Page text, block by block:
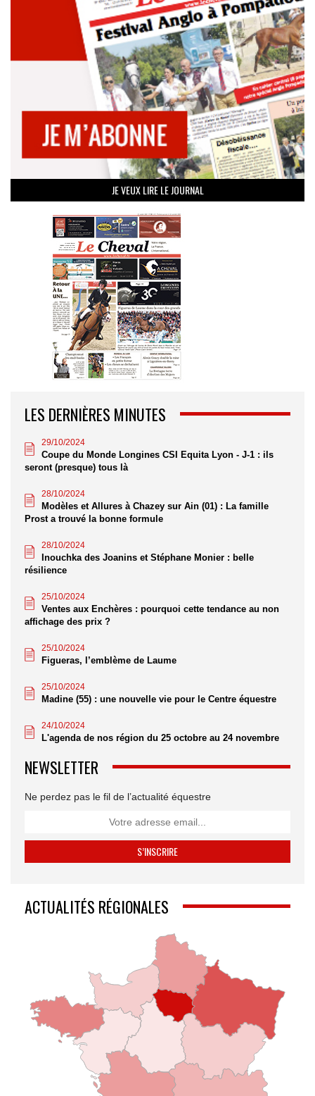
JE VEUX LIRE LE JOURNAL
LES DERNIÈRES MINUTES
29/10/2024
Coupe du Monde Longines CSI Equita Lyon - J-1 : ils
seront (presque) tous là
28/10/2024
Modèles et Allures à Chazey sur Ain (01) : La famille
Prost a trouvé la bonne formule
28/10/2024
Inouchka des Joanins et Stéphane Monier : belle
résilience
25/10/2024
Ventes aux Enchères : pourquoi cette tendance au non
affichage des prix ?
25/10/2024
Figueras, l’emblème de Laume
25/10/2024
Madine (55) : une nouvelle vie pour le Centre équestre
24/10/2024
L'agenda de nos région du 25 octobre au 24 novembre
NEWSLETTER
Ne perdez pas le fil de l’actualité équestre
ACTUALITÉS RÉGIONALES